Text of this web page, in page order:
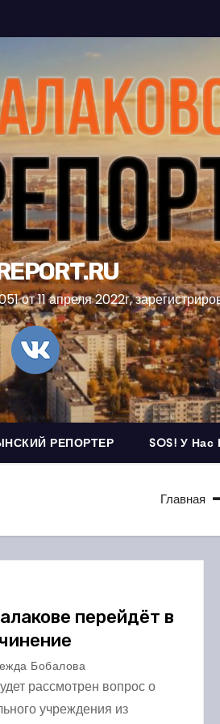
11 апреля 2022г,
РЕПОРТЕР SOS! У
Главная
перейдёт в
Бобалова
рассмотрен вопрос о
учреждения из